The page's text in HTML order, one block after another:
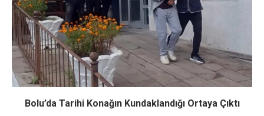
Bolu’da Tarihi Konağın Kundaklandığı Ortaya Çıktı